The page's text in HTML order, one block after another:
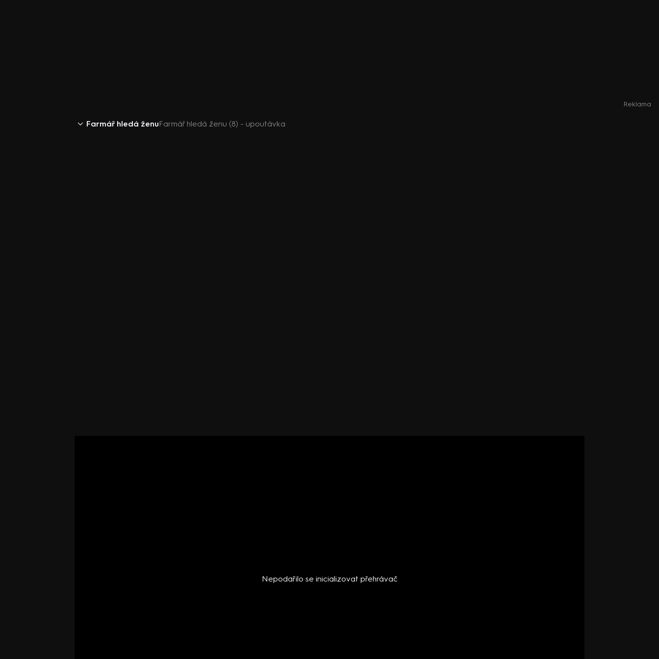
Reklama
Farmář hledá ženuFarmář hledá ženu (8) - upoutávka
Nepodařilo se inicializovat přehrávač